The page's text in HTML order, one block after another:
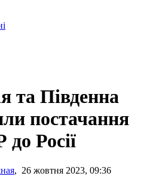
Південна
постачання
Росії
, 26 жовтня 2023, 09:36